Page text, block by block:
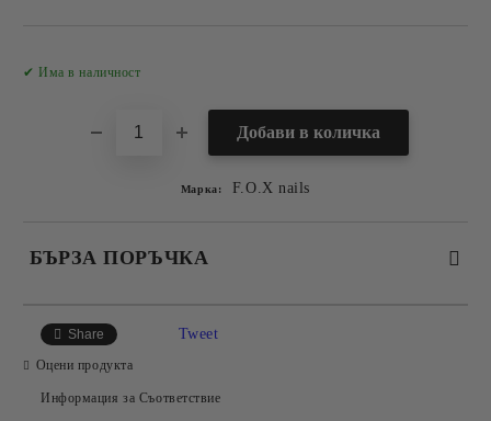
✔ Има в наличност
Марка: F.O.X nails
БЪРЗА ПОРЪЧКА
Share Tweet
Оцени продукта
Информация за Съответствие